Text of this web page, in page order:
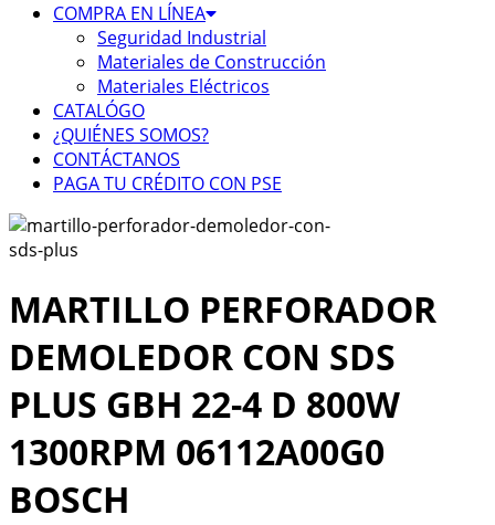
COMPRA EN LÍNEA
Seguridad Industrial
Materiales de Construcción
Materiales Eléctricos
CATALÓGO
¿QUIÉNES SOMOS?
CONTÁCTANOS
PAGA TU CRÉDITO CON PSE
MARTILLO PERFORADOR
DEMOLEDOR CON SDS
PLUS GBH 22-4 D 800W
1300RPM 06112A00G0
BOSCH